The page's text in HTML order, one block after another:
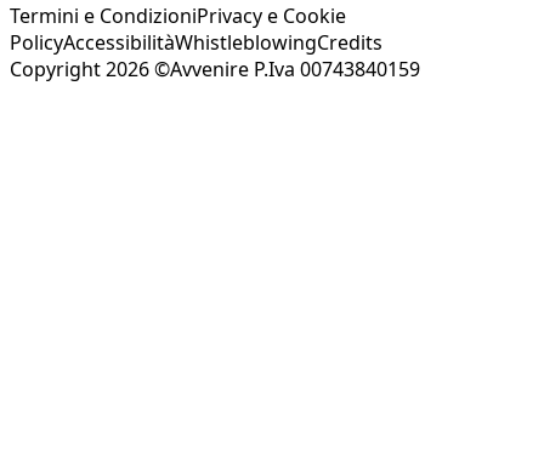
Termini e CondizioniPrivacy e Cookie
PolicyAccessibilitàWhistleblowingCredits
Copyright 2026 ©Avvenire P.Iva 00743840159